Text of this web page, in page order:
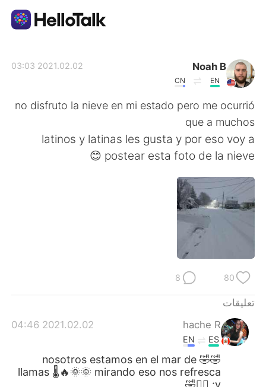
Indonesia
Türkçe Tiếng Việt
Noah B
EN
CN
2021.02.02 03:03
no disfruto la nieve en mi estado pero me ocurrió
que a muchos
latinos y latinas les gusta y por eso voy a
postear esta foto de la nieve 😊
80
8
تعليقات
hache R
2021.02.02 04:46
ES
EN
🤣🤣 nosotros estamos en el mar de
llamas 🌡🔥🌞🌞 mirando eso nos refresca
:v 💁‍♀️🤣